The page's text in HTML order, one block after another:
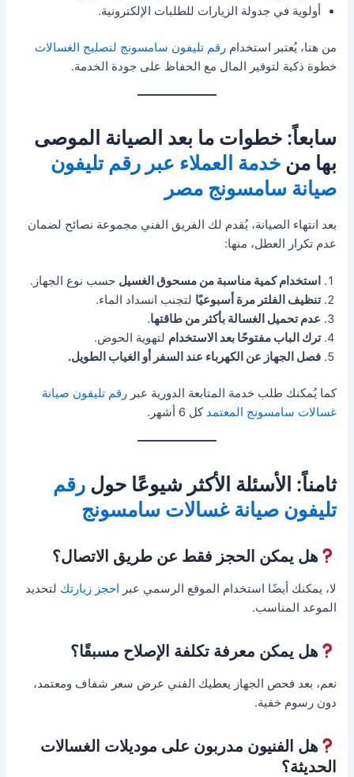
أولوية في جدولة الزيارات للطلبات الإلكترونية.
من هنا، يُعتبر استخدامرقم تليفون سامسونج لتصليح الغسالات
خطوة ذكية لتوفير المال مع الحفاظ على جودة الخدمة.
سابعاً: خطوات ما بعد الصيانة الموصى
بها منخدمة العملاء عبر رقم تليفون
صيانة سامسونج مصر
بعد انتهاء الصيانة، يُقدم لك الفريق الفني مجموعة نصائح لضمان
عدم تكرار العطل، منها:
استخدام كمية مناسبة من مسحوق الغسيل حسب نوع الجهاز.
تنظيف الفلتر مرة أسبوعيًا لتجنب انسداد الماء.
عدم تحميل الغسالة بأكثر من طاقتها.
ترك الباب مفتوحًا بعد الاستخدام لتهوية الحوض.
فصل الجهاز عن الكهرباء عند السفر أو الغياب الطويل.
كما يُمكنك طلب خدمة المتابعة الدورية عبررقم تليفون صيانة
غسالات سامسونج المعتمد كل 6 أشهر.
ثامناً: الأسئلة الأكثر شيوعًا حولرقم
تليفون صيانة غسالات سامسونج
هل يمكن الحجز فقط عن طريق الاتصال؟
لا، يمكنك أيضًا استخدام الموقع الرسمي عبر احجز زيارتك لتحديد
الموعد المناسب.
هل يمكن معرفة تكلفة الإصلاح مسبقًا؟
نعم، بعد فحص الجهاز يعطيك الفني عرض سعر شفاف ومعتمد،
دون رسوم خفية.
هل الفنيون مدربون على موديلات الغسالات
الحديثة؟